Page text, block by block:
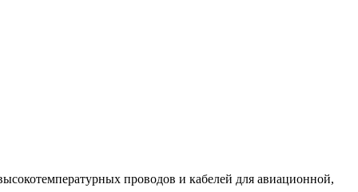
проводов и кабелей для авиационной,